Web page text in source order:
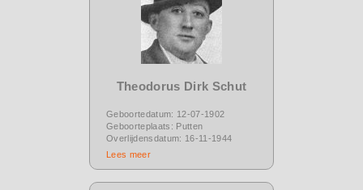
Theodorus Dirk Schut
Geboortedatum: 12-07-1902
Geboorteplaats: Putten
Overlijdensdatum: 16-11-1944
Lees meer